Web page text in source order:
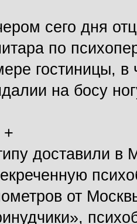
сего дня
по
гостиницы,
на босу
+
доставили в
от